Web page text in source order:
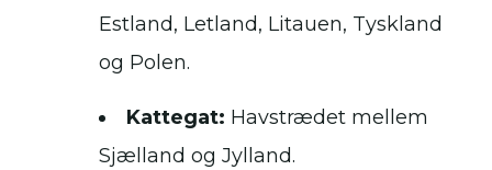
Estland, Letland, Litauen, Tyskland
og Polen.
Kattegat: Havstrædet mellem
Sjælland og Jylland.